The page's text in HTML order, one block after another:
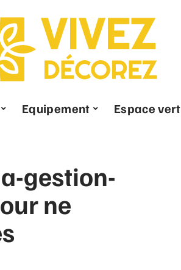
Equipement Espace vert
gestion-
ne